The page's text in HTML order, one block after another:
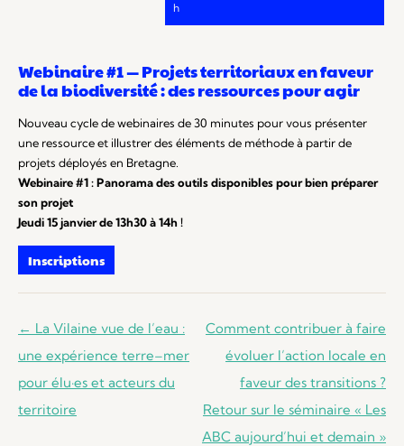
h
Webinaire #1 — Projets territoriaux en faveur
de la biodiversité : des ressources pour agir
Nouveau cycle de webinaires de 30 minutes pour vous présenter
une ressource et illustrer des éléments de méthode à partir de
projets déployés en Bretagne.
Webinaire #1 : Panorama des outils disponibles pour bien préparer
son projet
Jeudi 15 janvier de 13h30 à 14h !
Inscriptions
Navigation
des
articles
← La Vilaine vue de l’eau :
une expérience terre–mer
pour élu·es et acteurs du
territoire
Comment contribuer à faire
évoluer l’action locale en
faveur des transitions ?
Retour sur le séminaire « Les
ABC aujourd’hui et demain »